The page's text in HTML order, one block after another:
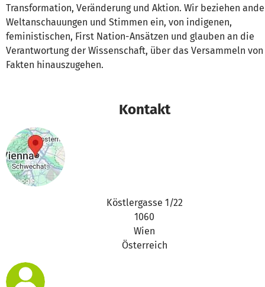
Transformation, Veränderung und Aktion. Wir beziehen
Weltanschauungen und Stimmen ein, von indigenen,
feministischen, First Nation-Ansätzen und glauben an die
Verantwortung der Wissenschaft, über das Versammeln von
Fakten hinauszugehen.
Kontakt
Köstlergasse 1/22
1060
Wien
Österreich